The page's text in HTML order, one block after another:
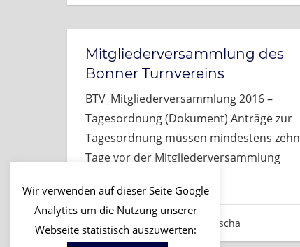
Mitgliederversammlung des
Bonner Turnvereins
BTV_Mitgliederversammlung 2016 –
Tagesordnung (Dokument) Anträge zur
Tagesordnung müssen mindestens zehn
Tage vor der Mitgliederversammlung
19. Januar, 2016 Sascha
Wir verwenden auf dieser Seite Google
Analytics um die Nutzung unserer
Webseite statistisch auszuwerten: